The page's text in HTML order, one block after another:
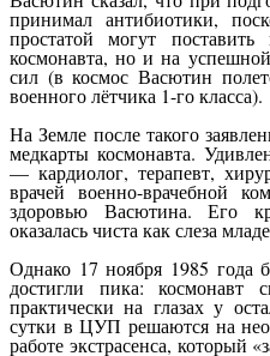
принимал антибиотики,
простатой могут
космонавта, но и на
сил (в космос Васютин
военного лётчика 1-го класса).
На Земле после такого
медкарты космонавта.
— кардиолог, терапевт,
врачей военно-врачебной
здоровью Васютина. Его
оказалась чиста как слеза
Однако 17 ноября 1985 года
достигли пика: космонавт
практически на глазах у
сутки в ЦУП решаются на
работе экстрасенса, который